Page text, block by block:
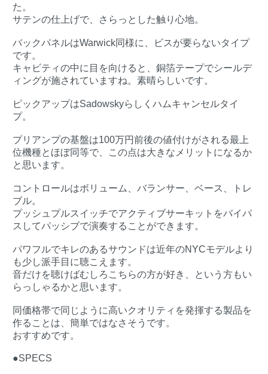
た。
サテンの仕上げで、さらっとした触り心地。
バックパネルはWarwick同様に、ビスが要らないタイプ
です。
キャビティの中に目を向けると、銅箔テープでシールデ
ィングが施されていますね。素晴らしいです。
ピックアップはSadowskyらしくハムキャンセルタイ
プ。
プリアンプの基盤は100万円前後の値付けがされる最上
位機種とほぼ同等で、この点は大きなメリットになるか
と思います。
コントロールはボリューム、バランサー、ベース、トレ
ブル。
プッシュプルスイッチでアクティブサーキットをバイパ
スしてパッシブで演奏することができます。
パワフルでキレのあるサウンドは近年のNYCモデルより
も少し派手目に聴こえます。
音だけを聴けばむしろこちらの方が好き、という方もい
らっしゃるかと思います。
同価格帯で同じように高いクオリティを発揮する製品を
作ることは、簡単ではなさそうです。
おすすめです。
●SPECS